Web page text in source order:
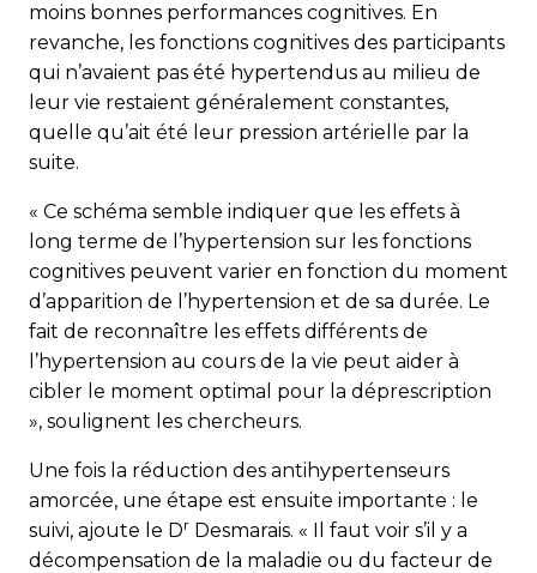
moins bonnes performances cognitives. En
revanche, les fonctions cognitives des participants
qui n’avaient pas été hypertendus au milieu de
leur vie restaient généralement constantes,
quelle qu’ait été leur pression artérielle par la
suite.
« Ce schéma semble indiquer que les effets à
long terme de l’hypertension sur les fonctions
cognitives peuvent varier en fonction du moment
d’apparition de l’hypertension et de sa durée. Le
fait de reconnaître les effets différents de
l’hypertension au cours de la vie peut aider à
cibler le moment optimal pour la déprescription
», soulignent les chercheurs.
Une fois la réduction des antihypertenseurs
amorcée, une étape est ensuite importante : le
suivi, ajoute le Dr Desmarais. « Il faut voir s’il y a
décompensation de la maladie ou du facteur de